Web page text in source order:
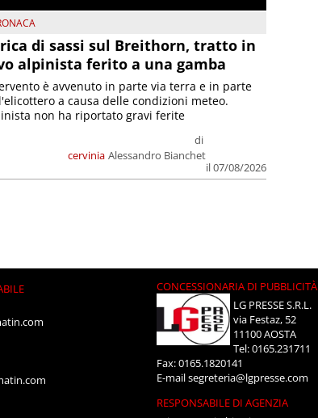
di sassi sul Breithorn, tratto in
alpinista ferito a una gamba
cervinia
di
Alessandro Bianchet
il 07/08/2026
è avvenuto in parte via terra e in parte
a causa delle condizioni meteo.
non ha riportato gravi ferite
CONCESSIONARIA DI PUBBLICITÀ
LG PRESSE S.R.L.
via Festaz, 52
11100 AOSTA
Tel: 0165.231711
Fax: 0165.1820141
E-mailsegreteria@lgpresse.com
RESPONSABILE DI AGENZIA